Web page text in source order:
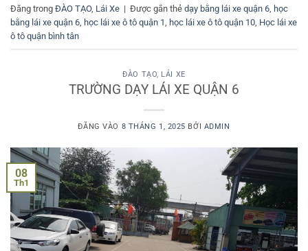
Đăng trong ĐÀO TẠO, Lái Xe | Được gắn thẻ dạy bằng lái xe quận 6 học
bằng lái xe quận 6 học lái xe ô tô quận 1 học lái xe ô tô quận 10 Học lái xe
ô tô quận bình tân
ĐÀO TẠO, LÁI XE
TRƯỜNG DẠY LÁI XE QUẬN 6
ĐĂNG VÀO 8 THÁNG 1, 2025 BỞI ADMIN
08
Th1